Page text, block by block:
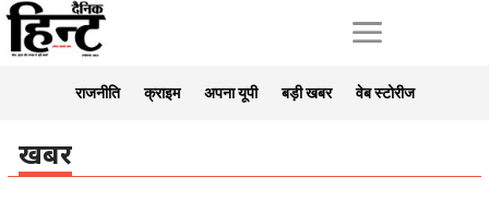
a
राजनीति क्राइम अपना यूपी बड़ी खबर वेब स्टोरीज
खबर